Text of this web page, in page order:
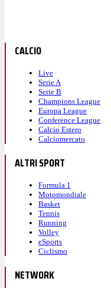
CALCIO
Live
Serie A
Serie B
Champions League
Europa League
Conference League
Calcio Estero
Calciomercato
ALTRI SPORT
Formula 1
Motomondiale
Basket
Tennis
Running
Volley
eSports
Ciclismo
NETWORK